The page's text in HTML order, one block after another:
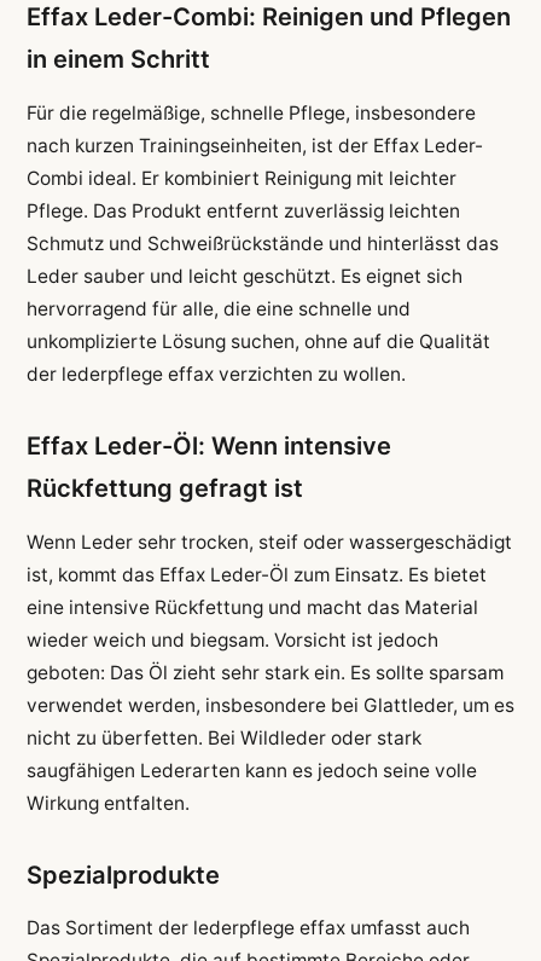
Effax Leder-Combi: Reinigen und Pflegen
in einem Schritt
Für die regelmäßige, schnelle Pflege, insbesondere
nach kurzen Trainingseinheiten, ist der Effax Leder-
Combi ideal. Er kombiniert Reinigung mit leichter
Pflege. Das Produkt entfernt zuverlässig leichten
Schmutz und Schweißrückstände und hinterlässt das
Leder sauber und leicht geschützt. Es eignet sich
hervorragend für alle, die eine schnelle und
unkomplizierte Lösung suchen, ohne auf die Qualität
der lederpflege effax verzichten zu wollen.
Effax Leder-Öl: Wenn intensive
Rückfettung gefragt ist
Wenn Leder sehr trocken, steif oder wassergeschädigt
ist, kommt das Effax Leder-Öl zum Einsatz. Es bietet
eine intensive Rückfettung und macht das Material
wieder weich und biegsam. Vorsicht ist jedoch
geboten: Das Öl zieht sehr stark ein. Es sollte sparsam
verwendet werden, insbesondere bei Glattleder, um es
nicht zu überfetten. Bei Wildleder oder stark
saugfähigen Lederarten kann es jedoch seine volle
Wirkung entfalten.
Spezialprodukte
Das Sortiment der lederpflege effax umfasst auch